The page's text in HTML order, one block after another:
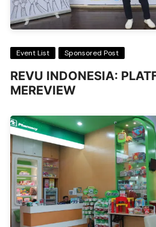
Event List Sponsored Post
REVU INDONESIA:
MEREVIEW